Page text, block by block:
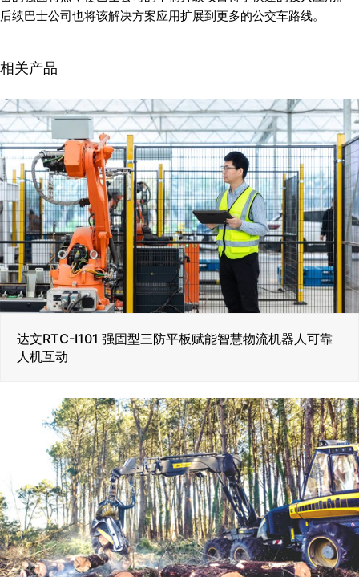
后续巴士公司也将该解决方案应用扩展到更多的公交车路线。
相关产品
达文RTC-I101 强固型三防平板赋能智慧物流机器人可靠
人机互动